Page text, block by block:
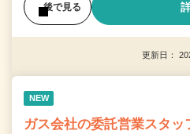
後で見る
更新日：
NEW
ガス会社の委託営業スタッ